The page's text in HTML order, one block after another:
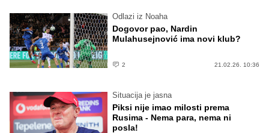
Odlazi iz Noaha
Dogovor pao, Nardin
Mulahusejnović ima novi klub?
2 21.02.26. 10:36
Situacija je jasna
Piksi nije imao milosti prema
Rusima - Nema para, nema ni
posla!